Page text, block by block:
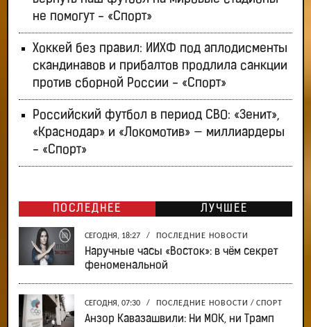
не помогут - «Спорт»
Хоккей без правил: ИИХФ под аплодисменты
скандинавов и прибалтов продлила санкции
против сборной России - «Спорт»
Российский футбол в период СВО: «Зенит»,
«Краснодар» и «Локомотив» — миллиардеры
- «Спорт»
ПОСЛЕДНЕЕ ЛУЧШЕЕ
СЕГОДНЯ, 18:27 / ПОСЛЕДНИЕ НОВОСТИ
Наручные часы «Восток»: в чём секрет
феноменальной
СЕГОДНЯ, 07:30 / ПОСЛЕДНИЕ НОВОСТИ / СПОРТ
Анзор Кавазашвили: Ни МОК, ни Трамп